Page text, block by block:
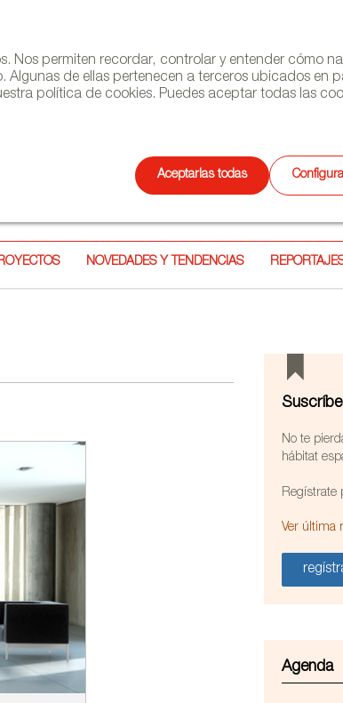
Nos permiten recordar, controlar y entender cómo
de ellas pertenecen a terceros ubicados en
política de cookies. Puedes aceptar todas las
Aceptarlas todas
NOVEDADES Y TENDENCIAS
No te
hábitat
Regístrate
Ver última
Agenda